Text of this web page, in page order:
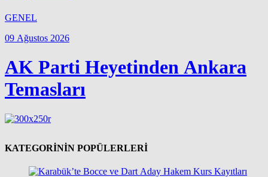
GENEL
09 Ağustos 2026
AK Parti Heyetinden Ankara
Temasları
KATEGORİNİN POPÜLERLERİ